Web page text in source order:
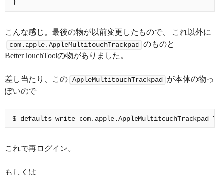
こんな感じ。最後の物が以前変更したもので、 これ以外に
com.apple.AppleMultitouchTrackpad
のものと
BetterTouchToolの物がありました。
差し当たり、この AppleMultitouchTrackpad
が本体の物っ
ぽいので
これで再ログイン。
もしくは